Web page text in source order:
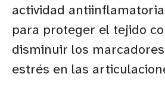
actividad
para proteger el tejido
disminuir los
estrés en las